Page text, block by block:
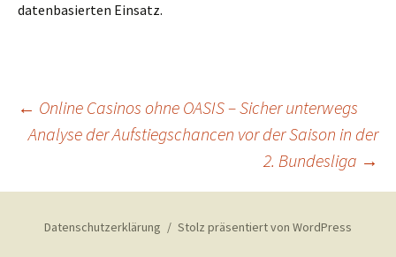
datenbasierten Einsatz.
Beitragsnavigation
← Online Casinos ohne OASIS – Sicher unterwegs
Analyse der Aufstiegschancen vor der Saison in der
2. Bundesliga →
Datenschutzerklärung Stolz präsentiert von WordPress